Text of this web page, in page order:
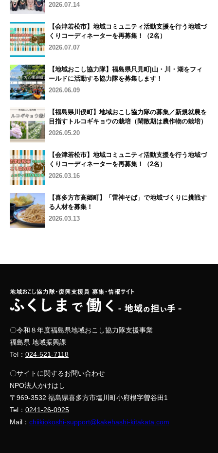
2026.07.14
【会津若松市】地域コミュニティ活動支援を行う地域づ
くりコーディネーターを再募集！（2名）
2026.07.07
【地域おこし協力隊】福島県只見町|山・川・湖をフィ
ールドに活動する協力隊を募集します！
2026.06.09
【福島県川俣町】地域おこし協力隊の募集／新規就農を
目指すトルコギキョウの栽培（閑散期は農作物の栽培）
2026.05.20
【会津若松市】地域コミュニティ活動支援を行う地域づ
くりコーディネーターを再募集！（2名）
2026.03.16
【喜多方市高郷町】「雷神そば」で地域づくりに挑戦す
る人材を募集！
2026.03.13
〇令和８年度福島県地域おこし協力隊支援事業
福島県 地域振興課
Tel： 024-521-7118
〇サイトに関するお問い合わせ
NPO法人かけはし
〒969-3532 福島県喜多方市塩川町小府根字曽谷田1
Tel： 0241-26-0925
Mail： chiikiokoshi-support@kakehashi-kitakata.com